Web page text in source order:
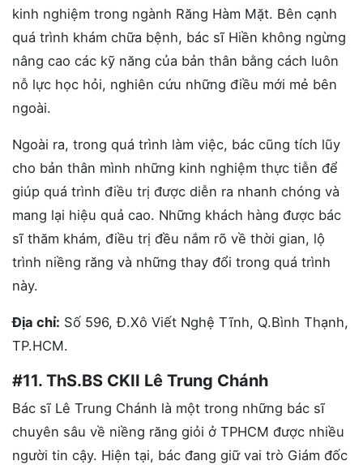
kinh nghiệm trong ngành Răng Hàm Mặt. Bên cạnh
quá trình khám chữa bệnh, bác sĩ Hiền không ngừng
nâng cao các kỹ năng của bản thân bằng cách luôn
nỗ lực học hỏi, nghiên cứu những điều mới mẻ bên
ngoài.
Ngoài ra, trong quá trình làm việc, bác cũng tích lũy
cho bản thân mình những kinh nghiệm thực tiễn để
giúp quá trình điều trị được diễn ra nhanh chóng và
mang lại hiệu quả cao. Những khách hàng được bác
sĩ thăm khám, điều trị đều nắm rõ về thời gian, lộ
trình niềng răng và những thay đổi trong quá trình
này.
Địa chỉ: Số 596, Đ.Xô Viết Nghệ Tĩnh, Q.Bình Thạnh,
TP.HCM.
#11. ThS.BS CKII Lê Trung Chánh
Bác sĩ Lê Trung Chánh là một trong những bác sĩ
chuyên sâu về niềng răng giỏi ở TPHCM được nhiều
người tin cậy. Hiện tại, bác đang giữ vai trò Giám đốc